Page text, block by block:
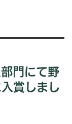
門にて野
賞しまし